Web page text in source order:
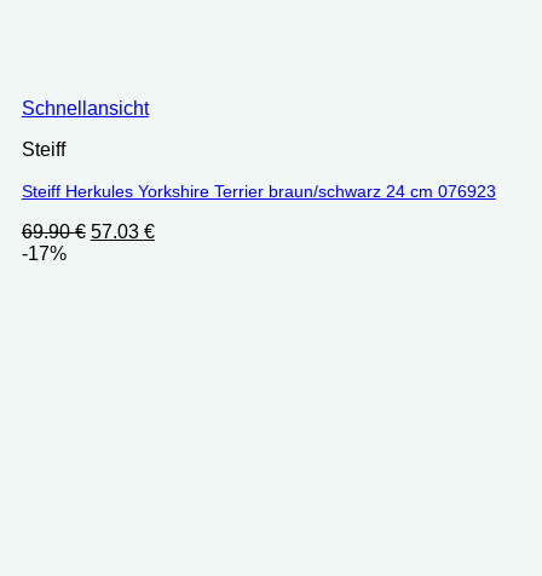
Schnellansicht
Steiff
Steiff Herkules Yorkshire Terrier braun/schwarz 24 cm 076923
69.90€ Ursprünglicher
57.03 €Aktueller
-17%